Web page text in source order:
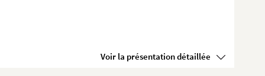
Voir la présentation détaillée